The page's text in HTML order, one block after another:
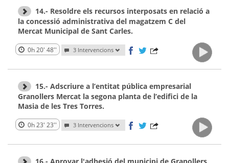
14.- Resoldre els recursos interposats en relació a
la concessió administrativa del magatzem C del
Mercat Municipal de Sant Carles.
0h 20' 48'' 3 Intervencions
15.- Adscriure a l’entitat pública empresarial
Granollers Mercat la segona planta de l’edifici de la
Masia de les Tres Torres.
0h 23' 23'' 3 Intervencions
16.- Aprovar l'adhesió del municipi de Granollers